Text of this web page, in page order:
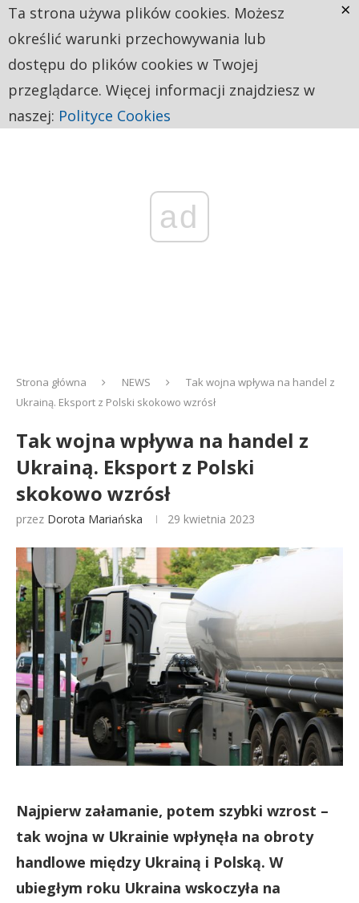
ad
Strona główna NEWS
Tak wojna wpływa na handel z
Ukrainą. Eksport z Polski skokowo wzrósł
Tak wojna wpływa na handel z
Ukrainą. Eksport z Polski
skokowo wzrósł
przez Dorota Mariańska 29 kwietnia 2023
Najpierw załamanie, potem szybki wzrost –
tak wojna w Ukrainie wpłynęła na obroty
handlowe między Ukrainą i Polską. W
ubiegłym roku Ukraina wskoczyła na
Ta strona używa plików cookies. Możesz
określić warunki przechowywania lub
dostępu do plików cookies w Twojej
przeglądarce. Więcej informacji znajdziesz w
naszej: Polityce Cookies
×